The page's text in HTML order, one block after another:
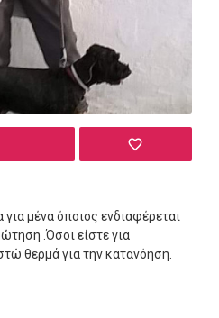
μένα όποιος ενδιαφέρεται
.Όσοι είστε για
θερμά για την κατανόηση.